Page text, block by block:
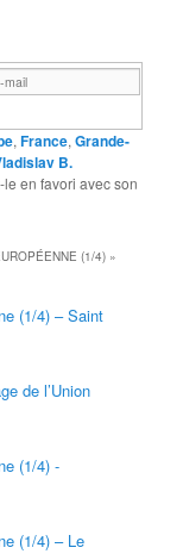
,France,Grande-
B.
le en favori avec son
(1/4) »
(1/4) – Saint
de l’Union
(1/4) -
(1/4) – Le